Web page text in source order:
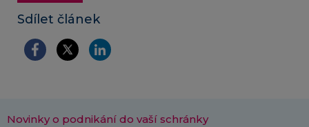
Sdílet článek
Novinky o podnikání do vaší schránky